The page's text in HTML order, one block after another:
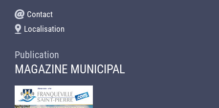
Contact
Localisation
Publication
MAGAZINE MUNICIPAL